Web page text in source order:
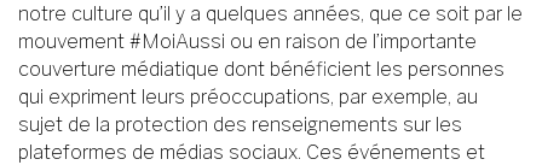
notre culture qu’il y a quelques années, que ce soit par le
mouvement #MoiAussi ou en raison de l’importante
couverture médiatique dont bénéficient les personnes
qui expriment leurs préoccupations, par exemple, au
sujet de la protection des renseignements sur les
plateformes de médias sociaux. Ces événements et